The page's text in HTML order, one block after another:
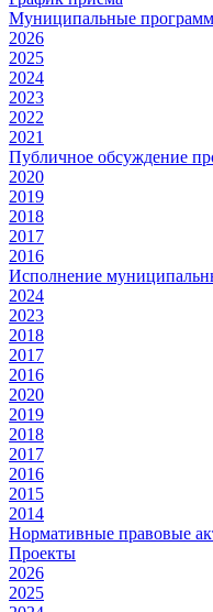
Муниципальные
2026
2025
2024
2023
2022
2021
Публичное обсуждение
2020
2019
2018
2017
2016
Исполнение
2024
2023
2018
2017
2016
2020
2019
2018
2017
2016
2015
2014
Нормативные правовые
Проекты
2026
2025